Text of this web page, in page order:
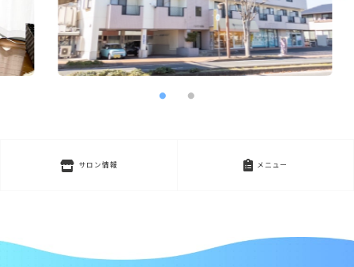
サロン情報 メニュー